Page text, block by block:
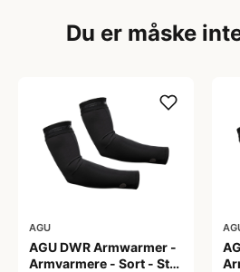
Du er måske
AGU
AGU DWR Armwarmer -
Armvarmere - Sort - Str.